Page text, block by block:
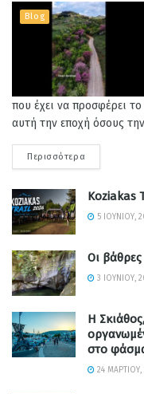
Blog
που έχει να προσφέρει
αυτή την εποχή όσους την
Περισσότερα
Koziakas
5 ΙΟΥΝΊΟΥ,
Οι
3 ΙΟΥΝΊΟΥ,
Η
στο
24 ΜΑΡΤΊΟΥ,